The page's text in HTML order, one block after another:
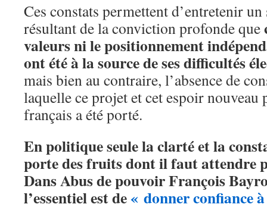
Ces constats permettent d’entretenir
résultant de la conviction profonde que
valeurs ni le positionnement
ont été à la source de ses difficultés
mais bien au contraire, l’absence de
laquelle ce projet et cet espoir nouveau
français a été porté.
En politique seule la clarté et la
porte des fruits dont il faut attendre
Dans Abus de pouvoir François
l’essentiel est de« donner confiance